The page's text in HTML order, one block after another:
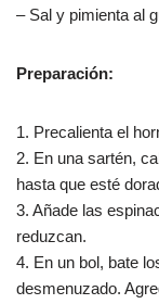
– Sal y pimienta al
Preparación:
1. Precalienta el
2. En una sartén,
hasta que esté
3. Añade las
reduzcan.
4. En un bol, bate
desmenuzado.